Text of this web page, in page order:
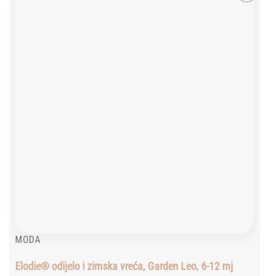
MODA
Elodie® odijelo i zimska vreća, Garden Leo, 6-12 mj